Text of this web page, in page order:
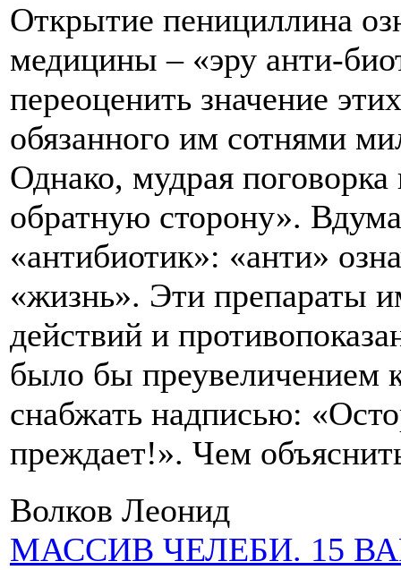
Открытие пенициллина
медицины – «эру анти-
переоценить значение
обязанного им сотнями
Однако, мудрая
обратную сторону».
«антибиотик»: «анти»
«жизнь». Эти препараты
действий и
было бы преувеличением
снабжать надписью:
преждает!». Чем
Волков Леонид
МАССИВ ЧЕЛЕБИ. 15